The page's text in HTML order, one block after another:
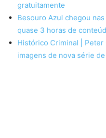
gratuitamente
Besouro Azul chegou
quase 3 horas de
Histórico Criminal | Peter
imagens de nova série